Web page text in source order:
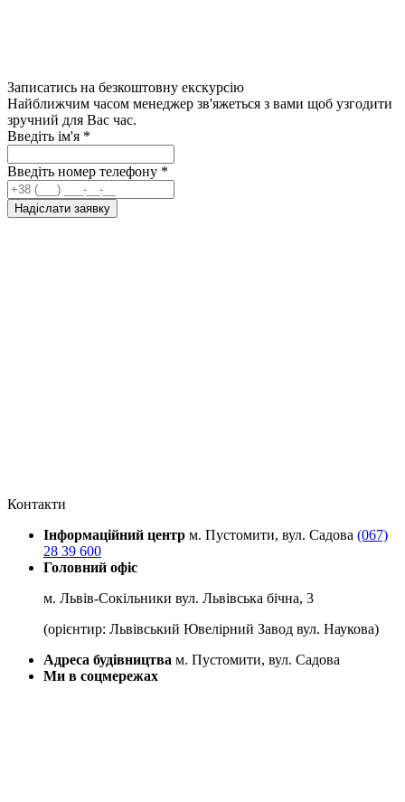
Записатись на безкоштовну екскурсію
Найближчим часом менеджер зв'яжеться з вами щоб узгодити
зручний для Вас час.
Введіть ім'я *
Введіть номер телефону *
Надіслати заявку
Контакти
Інформаційний центр м. Пустомити, вул. Садова (067)
28 39 600
Головний офіс
м. Львів-Сокільники вул. Львівська бічна, 3
(орієнтир: Львівський Ювелірний Завод вул. Наукова)
Адреса будівництва м. Пустомити, вул. Садова
Ми в соцмережах